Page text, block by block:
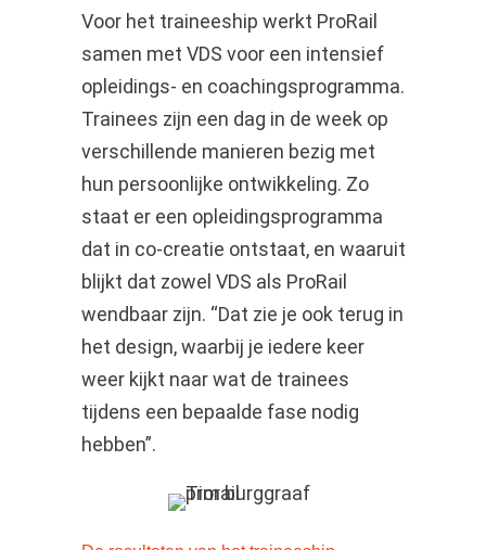
Voor het traineeship werkt ProRail
samen met VDS voor een intensief
opleidings- en coachingsprogramma.
Trainees zijn een dag in de week op
verschillende manieren bezig met
hun persoonlijke ontwikkeling. Zo
staat er een opleidingsprogramma
dat in co-creatie ontstaat, en waaruit
blijkt dat zowel VDS als ProRail
wendbaar zijn. “Dat zie je ook terug in
het design, waarbij je iedere keer
weer kijkt naar wat de trainees
tijdens een bepaalde fase nodig
hebben”.